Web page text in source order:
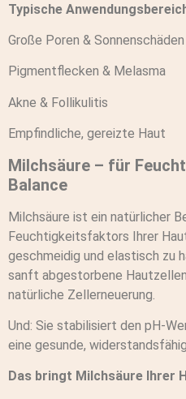
Typische
Große Poren & Sonnenschäden
Pigmentflecken & Melasma
Akne & Follikulitis
Empfindliche, gereizte Haut
Milchsäure – für
Balance
Milchsäure ist ein natürlicher
Feuchtigkeitsfaktors Ihrer
geschmeidig und elastisch zu
sanft abgestorbene
natürliche Zellerneuerung.
Und: Sie stabilisiert den pH-
eine gesunde,
Das bringt Milchsäure Ihrer